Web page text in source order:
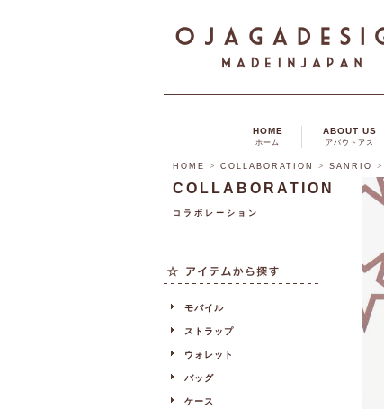
HOME
ホーム
ABOUT US
アバウトアス
HOME > COLLABORATION > SANRIO >
COLLABORATION
コラボレーション
モバイル
ストラップ
ウォレット
バッグ
ケース